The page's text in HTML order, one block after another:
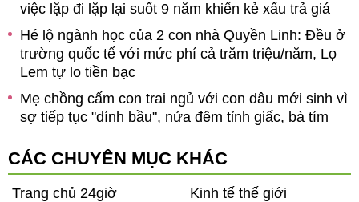
việc lặp đi lặp lại suốt 9 năm khiến kẻ xấu trả giá
Hé lộ ngành học của 2 con nhà Quyền Linh: Đều ở
trường quốc tế với mức phí cả trăm triệu/năm, Lọ
Lem tự lo tiền bạc
Mẹ chồng cấm con trai ngủ với con dâu mới sinh vì
sợ tiếp tục "dính bầu", nửa đêm tỉnh giấc, bà tím
CÁC CHUYÊN MỤC KHÁC
Trang chủ 24giờ Kinh tế thế giới